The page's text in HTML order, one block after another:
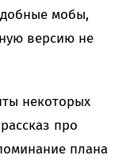
мобы,
версию не
некоторых
про
плана